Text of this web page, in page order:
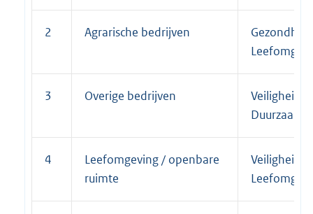
2 Agrarische bedrijven
3 Overige bedrijven
Veiligheid –
4
Leefomgeving / openbare
ruimte
Veiligheid –